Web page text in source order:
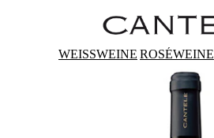
WEISSWEINE ROSÉWEINE